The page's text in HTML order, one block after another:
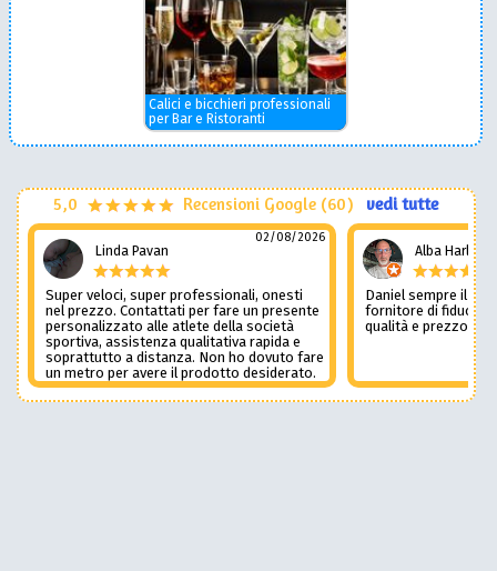
Calici e bicchieri professionali
per Bar e Ristoranti
5,0 Recensioni Google (60) vedi tutte
Linda Pavan
02/08/2026
Super veloci, super professionali, onesti
nel prezzo. Contattati per fare un presente
personalizzato alle atlete della società
sportiva, assistenza qualitativa rapida e
soprattutto a distanza. Non ho dovuto fare
un metro per avere il prodotto desiderato.
Una assistenza del genere è rara e
preziosa. Credo li contatterò ancora in
Alba Harley
Daniel sempre il
fornitore di fiducia
qualità e prezzo